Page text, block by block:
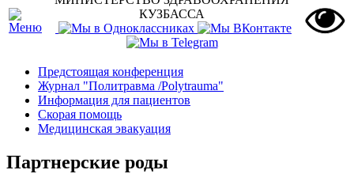
КУЗБАССА
Предстоящая конференция
Журнал "Политравма /Polytrauma"
Информация для пациентов
Скорая помощь
Медицинская эвакуация
Партнерские роды